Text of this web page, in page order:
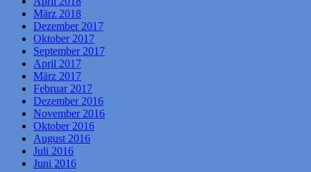
März 2018
Dezember 2017
Oktober 2017
September 2017
April 2017
März 2017
Februar 2017
Dezember 2016
November 2016
Oktober 2016
August 2016
Juli 2016
Juni 2016